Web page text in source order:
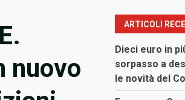
nuovo
ARTICOLI
Dieci euro in
sorpasso a
le novità del